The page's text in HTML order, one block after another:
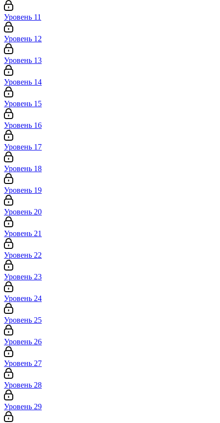
Уровень 11
Уровень 12
Уровень 13
Уровень 14
Уровень 15
Уровень 16
Уровень 17
Уровень 18
Уровень 19
Уровень 20
Уровень 21
Уровень 22
Уровень 23
Уровень 24
Уровень 25
Уровень 26
Уровень 27
Уровень 28
Уровень 29